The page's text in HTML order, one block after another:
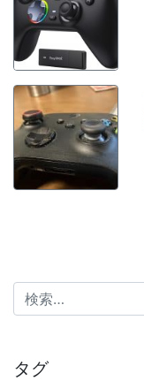
検索:
タグ